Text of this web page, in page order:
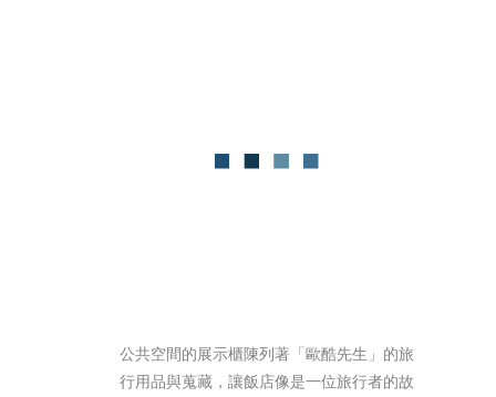
公共空間的展示櫃陳列著「歐酷先生」的旅
行用品與蒐藏，讓飯店像是一位旅行者的故